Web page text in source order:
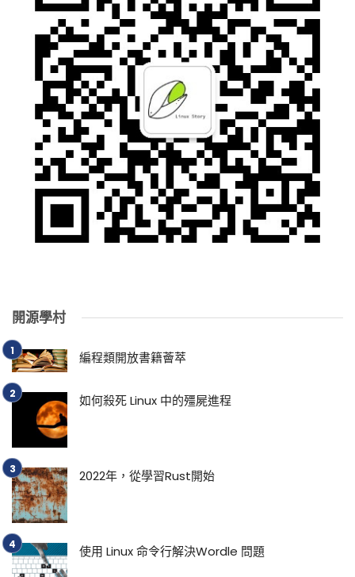
開源學村
編程類開放書籍薈萃
如何殺死 Linux 中的殭屍進程
2022年，從學習Rust開始
使用 Linux 命令行解決Wordle 問題